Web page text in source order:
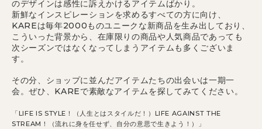
のデザインは感性に訴えかけるアイテムばかり。
新鮮なインスピレーションを求めるすべての方に向け、
KAREは毎年2000ものユニークな新商品を生み出しており、
こういった背景から、在庫限りの商品や人気商品であっても
次シーズンではなくなってしまうアイテムも多くございま
す。
その分、ショップに並んだアイテムたちの出会いは一期一
会。ぜひ、KAREで素敵なアイテムを探してみてください。
「LIFE IS STYLE！（人生とはスタイルだ！）LIFE AGAINST THE
STREAM！（流れに身を任せず、自分の意思で生きよう！）」